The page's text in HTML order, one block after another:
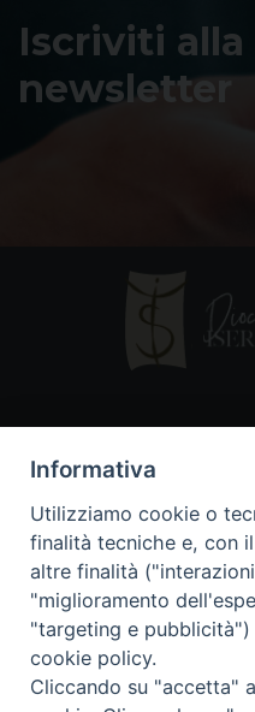
Iscriviti alla
newsletter
86170 Isernia
086550849
I
Informativa
Utilizziamo cookie o
finalità tecniche e, con
altre finalità
"miglioramento
"targeting e
cookie policy.
Cliccando su "accetta"